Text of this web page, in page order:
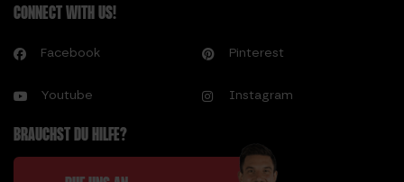
CONNECT WITH US!
Facebook Pinterest
Youtube Instagram
BRAUCHST DU HILFE?